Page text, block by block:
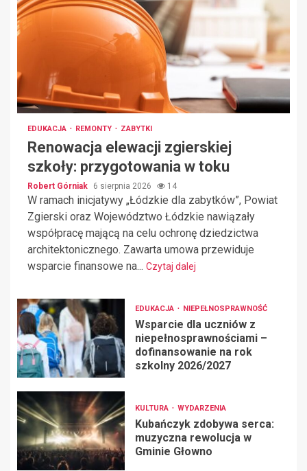
EDUKACJA REMONTY ZABYTKI
Renowacja elewacji zgierskiej
szkoły: przygotowania w toku
Robert Górniak 6 sierpnia 2026 14
W ramach inicjatywy „Łódzkie dla zabytków”, Powiat
Zgierski oraz Województwo Łódzkie nawiązały
współpracę mającą na celu ochronę dziedzictwa
architektonicznego. Zawarta umowa przewiduje
wsparcie finansowe na... Czytaj dalej
EDUKACJA NIEPEŁNOSPRAWNOŚĆ
Wsparcie dla uczniów z
niepełnosprawnościami –
dofinansowanie na rok
szkolny 2026/2027
KULTURA WYDARZENIA
Kubańczyk zdobywa serca:
muzyczna rewolucja w
Gminie Głowno